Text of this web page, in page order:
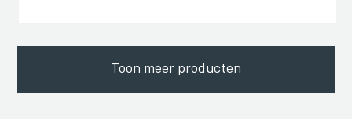
Toon meer producten